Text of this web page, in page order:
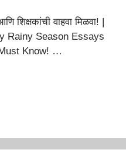
शिक्षकांची वाहवा मिळवा! |
Rainy Season Essays
Know! …